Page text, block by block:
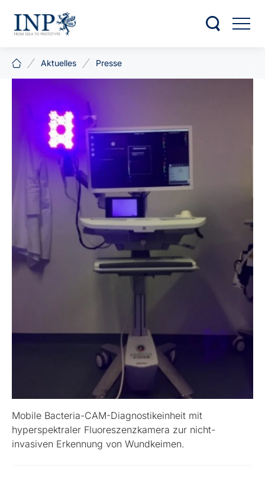
Aktuelles Presse
Mobile Bacteria-CAM-Diagnostikeinheit mit
hyperspektraler Fluoreszenzkamera zur nicht-
invasiven Erkennung von Wundkeimen.